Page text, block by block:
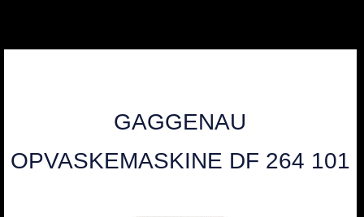
GAGGENAU
OPVASKEMASKINE DF 264 101